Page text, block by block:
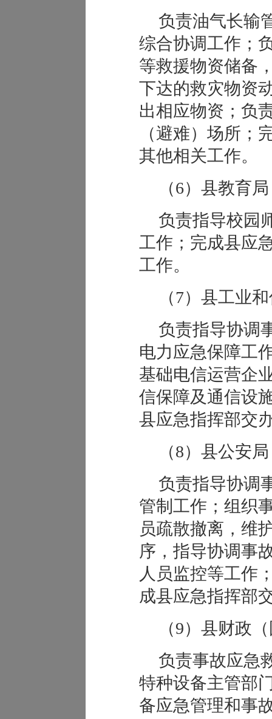
负责油气长输
综合协调工作；
等救援物资储备
下达的救灾物资
出相应物资；负
（避难）场所；
其他相关工作。
（6）县教育局
负责指导校园
工作；完成县应
工作。
（7）县工业
负责指导协调
电力应急保障工
基础电信运营企
信保障及通信设
县应急指挥部交
（8）县公安局
负责指导协调
管制工作；组织
员疏散撤离，维
序，指导协调事
人员监控等工作
成县应急指挥部
（9）县财政
负责事故应急
特种设备主管部
备应急管理和事